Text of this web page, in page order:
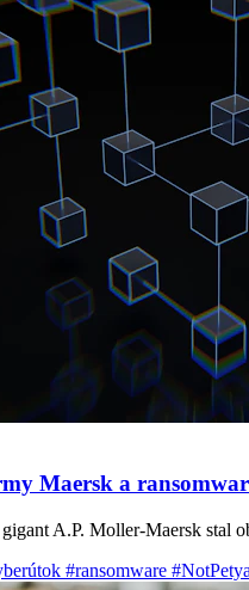
Maersk a
A.P. Moller-Maersk stal
#ransomware #NotPetya